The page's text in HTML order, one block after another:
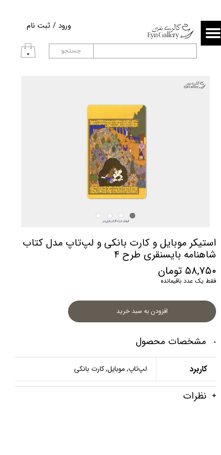
۰
ورود / ثبت نام
حساب کاربری من
تغییر گذر واژه
خروج از حساب کاربری
جستجو
استیکر موبایل و کارت بانکی و لپ‌تاپ مدل کتاب
شاهنامه بایسنقری طرح ۴
۵۸,۷۵۰ تومان
فقط یک عدد باقیمانده
افزودن به سبد خرید
مشخصات محصول
کاربرد لپ‌تاپ, موبایل, کارت بانکی
نظرات